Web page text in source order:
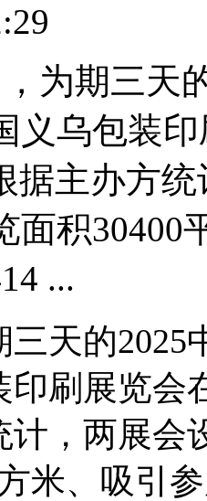
为期三天
义乌包装
据主办方
面积30400
...
三天的2025
印刷展览会
，两展会
米、吸引